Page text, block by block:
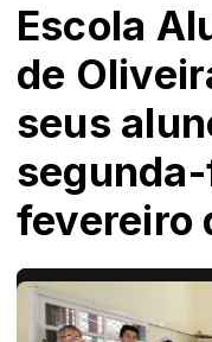
Escola
de
seus
segunda-
fevereiro